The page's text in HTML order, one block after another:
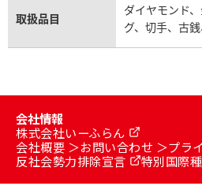
取扱品目
ダイヤモンド
グ、切手、古
会社情報
株式会社いーふらん
会社概要
お問い合わせ
プラ
反社会勢力排除宣言
特別国際